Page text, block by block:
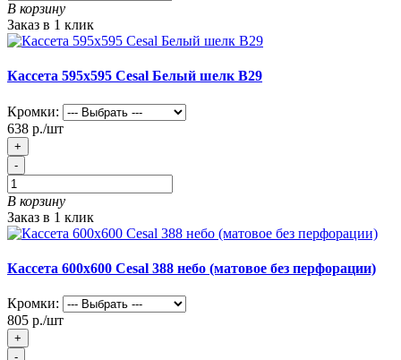
В корзину
Заказ в 1 клик
Кассета 595х595 Cesal Белый шелк В29
Кромки:
638 р./шт
+
-
В корзину
Заказ в 1 клик
Кассета 600х600 Cesal 388 небо (матовое без перфорации)
Кромки:
805 р./шт
+
-